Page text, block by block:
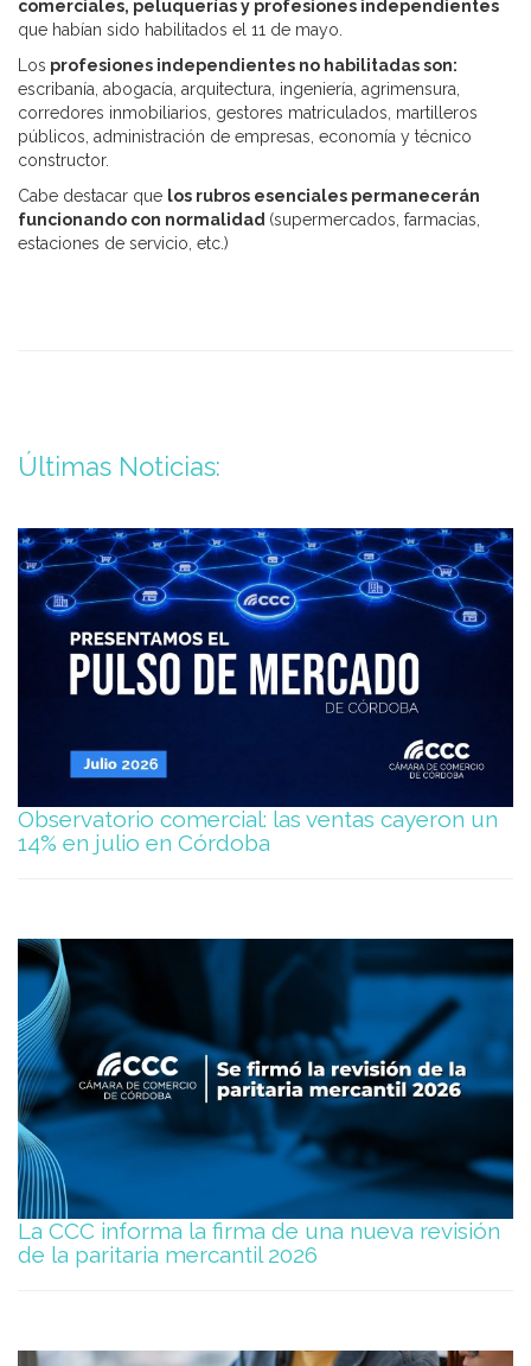
comerciales, peluquerías y profesiones independientes
que habían sido habilitados el 11 de mayo.
Los profesiones independientes no habilitadas son:
escribanía, abogacía, arquitectura, ingeniería, agrimensura,
corredores inmobiliarios, gestores matriculados, martilleros
públicos, administración de empresas, economía y técnico
constructor.
Cabe destacar que los rubros esenciales permanecerán
funcionando con normalidad (supermercados, farmacias,
estaciones de servicio, etc.)
Últimas Noticias:
Observatorio comercial: las ventas cayeron un
14% en julio en Córdoba
La CCC informa la firma de una nueva revisión
de la paritaria mercantil 2026